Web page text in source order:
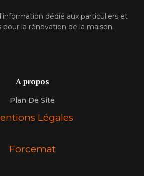
dédié aux particuliers et
pour la rénovation de la maison.
A propos
Plan De Site
Légales
Forcemat